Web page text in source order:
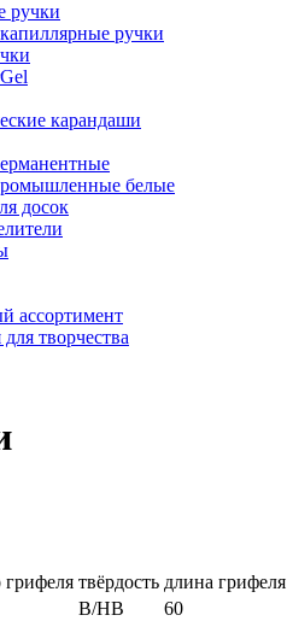
ручки
ручки
карандаши
белые
досок
ассортимент
творчества
грифеля твёрдость длина грифеля
B/HB 60